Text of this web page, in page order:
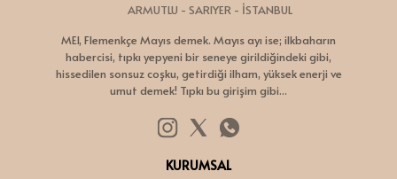
ARMUTLU - SARIYER - İSTANBUL
MEI, Flemenkçe Mayıs demek. Mayıs ayı ise; ilkbaharın
habercisi, tıpkı yepyeni bir seneye girildiğindeki gibi,
hissedilen sonsuz coşku, getirdiği ilham, yüksek enerji ve
umut demek! Tıpkı bu girişim gibi...
KURUMSAL